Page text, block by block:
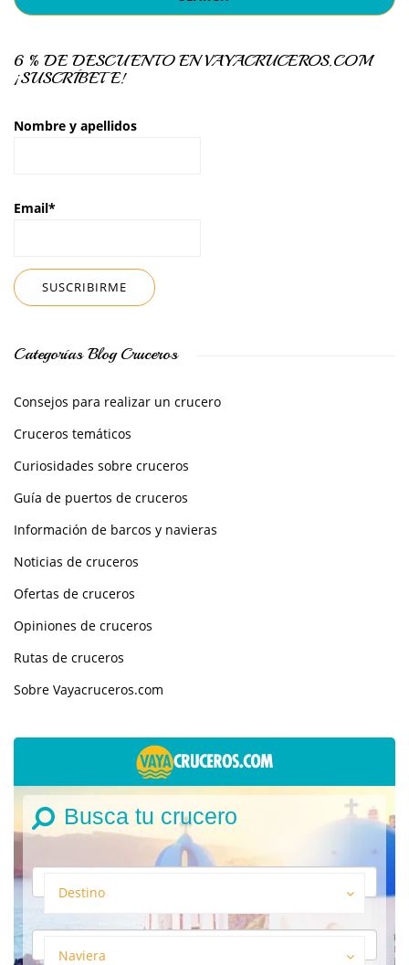
6 % DE DESCUENTO EN VAYACRUCEROS.COM
¡SUSCRÍBETE!
Nombre y apellidos
Email*
Categorías Blog Cruceros
Consejos para realizar un crucero
Cruceros temáticos
Curiosidades sobre cruceros
Guía de puertos de cruceros
Información de barcos y navieras
Noticias de cruceros
Ofertas de cruceros
Opiniones de cruceros
Rutas de cruceros
Sobre Vayacruceros.com
Busca tu crucero
Destino
Naviera